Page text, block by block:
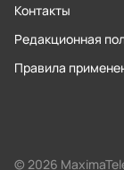
Контакты
Редакционная
Правила
© 2026